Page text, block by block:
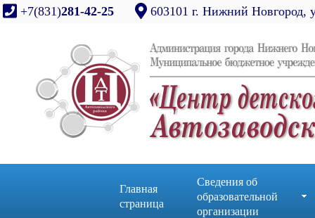
+7(831)281-42-25 603101 г. Нижний Новгород,
Главная
страница
Сведения об
образовательной
организации